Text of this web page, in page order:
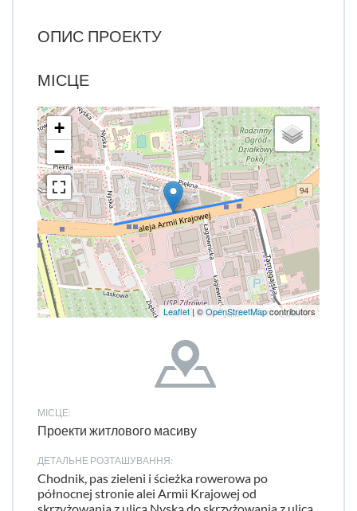
ОПИС ПРОЕКТУ
МІСЦЕ
+
−
Leaflet | ©OpenStreetMapcontributors
МІСЦЕ:
Проекти житлового масиву
ДЕТАЛЬНЕ РОЗТАШУВАННЯ:
Chodnik, pas zieleni i ścieżka rowerowa po
północnej stronie alei Armii Krajowej od